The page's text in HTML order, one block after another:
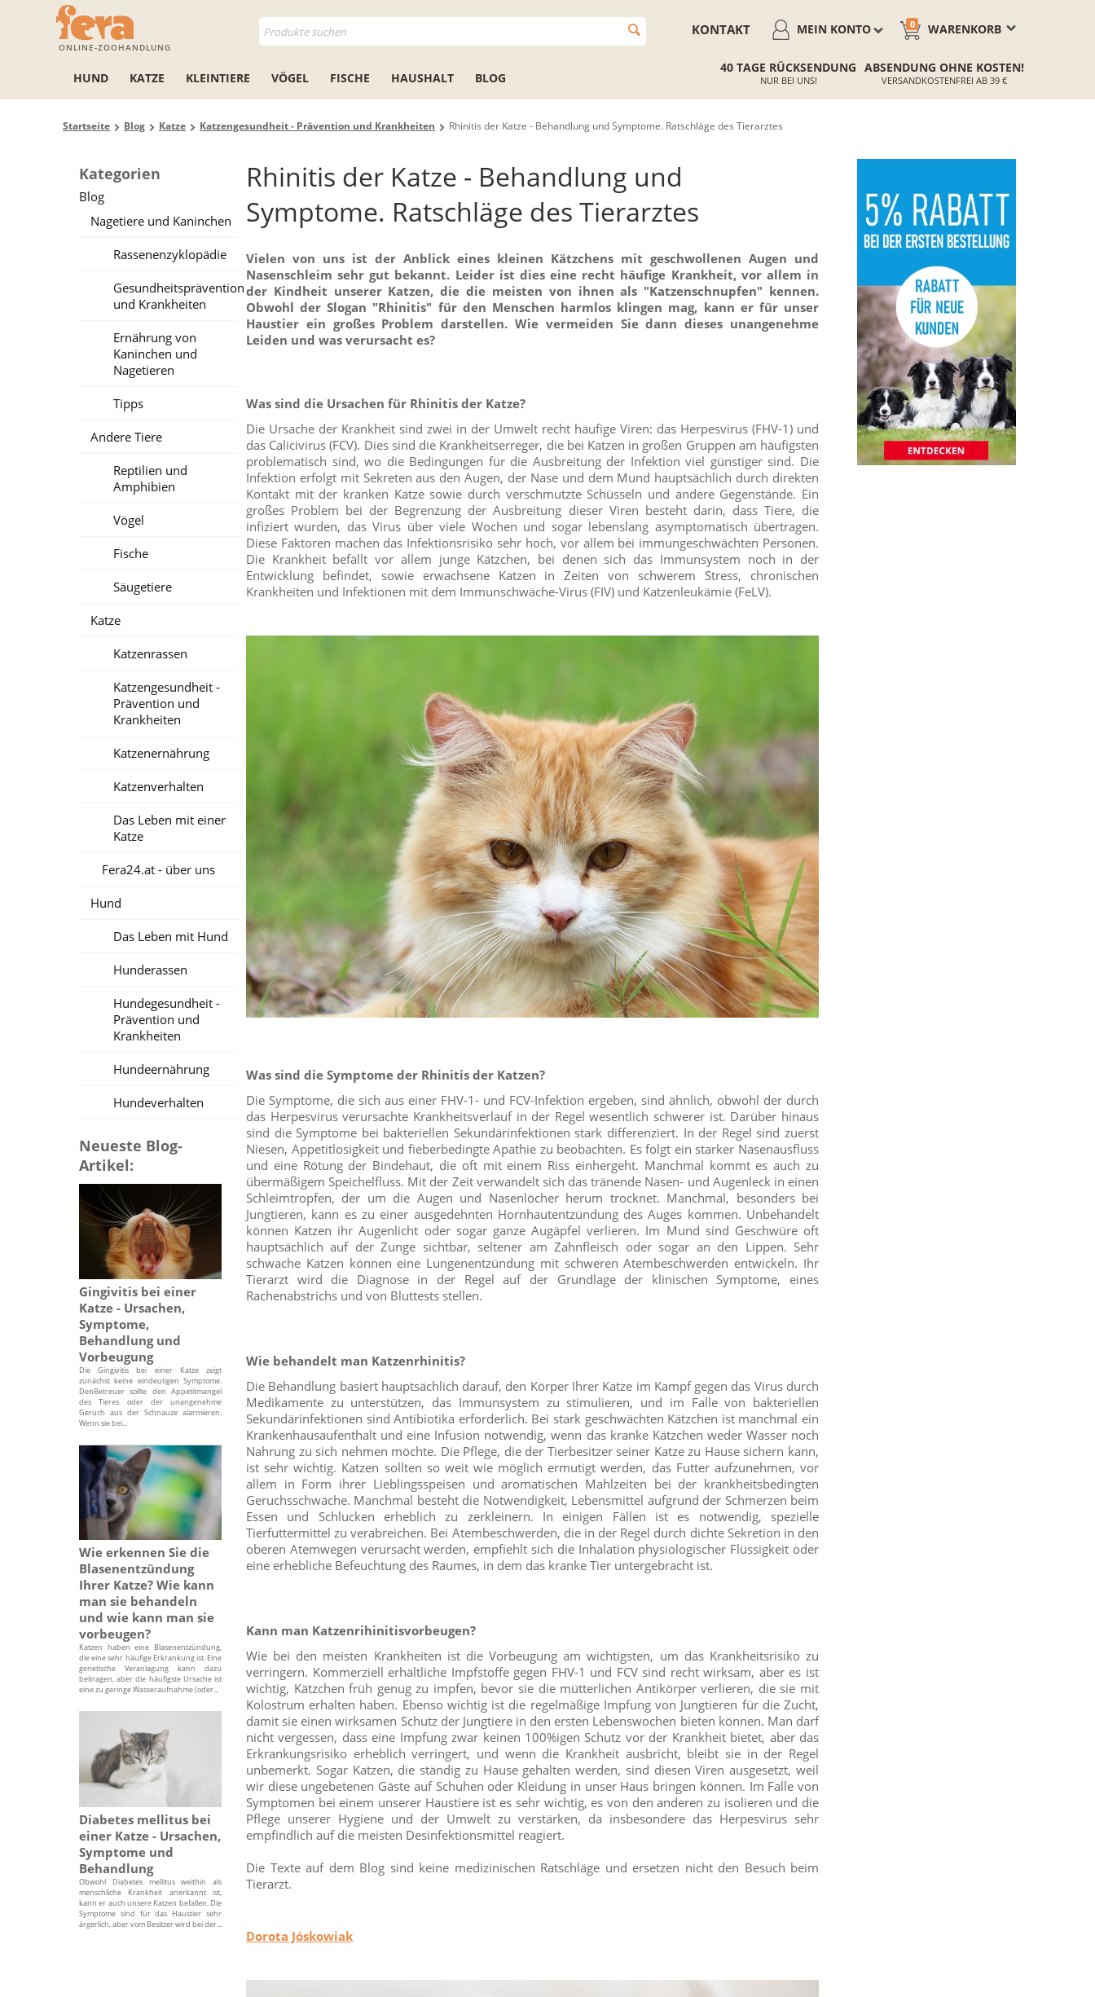
ONLINE-ZOOHANDLUNG
WARENKORB
0
MEIN KONTO
KONTAKT
HUND KATZE KLEINTIERE VÖGEL FISCHE HAUSHALT BLOG
40 TAGE RÜCKSENDUNG
NUR BEI UNS!
ABSENDUNG OHNE KOSTEN!
VERSANDKOSTENFREI AB 39 €
Startseite Blog Katze Katzengesundheit - Prävention und Krankheiten Rhinitis der Katze - Behandlung und Symptome. Ratschläge des Tierarztes
Kategorien
Blog
Nagetiere und Kaninchen
Rassenenzyklopädie
Gesundheitsprävention
und Krankheiten
Ernährung von
Kaninchen und
Nagetieren
Tipps
Andere Tiere
Reptilien und
Amphibien
Vögel
Fische
Säugetiere
Katze
Katzenrassen
Katzengesundheit -
Prävention und
Krankheiten
Katzenernährung
Katzenverhalten
Das Leben mit einer
Katze
Fera24.at - über uns
Hund
Das Leben mit Hund
Hunderassen
Hundegesundheit -
Prävention und
Krankheiten
Hundeernährung
Hundeverhalten
Neueste Blog-
Artikel:
Gingivitis bei einer
Katze - Ursachen,
Symptome,
Behandlung und
Vorbeugung
Die Gingivitis bei einer Katze zeigt
zunächst keine eindeutigen Symptome.
DenBetreuer sollte den Appetitmangel
des Tieres oder der unangenehme
Geruch aus der Schnauze alarmieren.
Wenn sie bei...
Wie erkennen Sie die
Blasenentzündung
Ihrer Katze? Wie kann
man sie behandeln
und wie kann man sie
vorbeugen?
Katzen haben eine Blasenentzündung,
die eine sehr häufige Erkrankung ist. Eine
genetische Veranlagung kann dazu
beitragen, aber die häufigste Ursache ist
eine zu geringe Wasseraufnahme (oder...
Diabetes mellitus bei
einer Katze - Ursachen,
Symptome und
Behandlung
Obwohl Diabetes mellitus weithin als
menschliche Krankheit anerkannt ist,
kann er auch unsere Katzen befallen. Die
Symptome sind für das Haustier sehr
ärgerlich, aber vom Besitzer wird bei der...
Rhinitis der Katze - Behandlung und
Symptome. Ratschläge des Tierarztes
Vielen von uns ist der Anblick eines kleinen Kätzchens mit geschwollenen Augen und
Nasenschleim sehr gut bekannt. Leider ist dies eine recht häufige Krankheit, vor allem in
der Kindheit unserer Katzen, die die meisten von ihnen als "Katzenschnupfen" kennen.
Obwohl der Slogan "Rhinitis" für den Menschen harmlos klingen mag, kann er für unser
Haustier ein großes Problem darstellen. Wie vermeiden Sie dann dieses unangenehme
Leiden und was verursacht es?
Was sind die Ursachen für Rhinitis der Katze?
Die Ursache der Krankheit sind zwei in der Umwelt recht häufige Viren: das Herpesvirus (FHV-1) und
das Calicivirus (FCV). Dies sind die Krankheitserreger, die bei Katzen in großen Gruppen am häufigsten
problematisch sind, wo die Bedingungen für die Ausbreitung der Infektion viel günstiger sind. Die
Infektion erfolgt mit Sekreten aus den Augen, der Nase und dem Mund hauptsächlich durch direkten
Kontakt mit der kranken Katze sowie durch verschmutzte Schüsseln und andere Gegenstände. Ein
großes Problem bei der Begrenzung der Ausbreitung dieser Viren besteht darin, dass Tiere, die
infiziert wurden, das Virus über viele Wochen und sogar lebenslang asymptomatisch übertragen.
Diese Faktoren machen das Infektionsrisiko sehr hoch, vor allem bei immungeschwächten Personen.
Die Krankheit befällt vor allem junge Kätzchen, bei denen sich das Immunsystem noch in der
Entwicklung befindet, sowie erwachsene Katzen in Zeiten von schwerem Stress, chronischen
Krankheiten und Infektionen mit dem Immunschwäche-Virus (FIV) und Katzenleukämie (FeLV).
Was sind die Symptome der Rhinitis der Katzen?
Die Symptome, die sich aus einer FHV-1- und FCV-Infektion ergeben, sind ähnlich, obwohl der durch
das Herpesvirus verursachte Krankheitsverlauf in der Regel wesentlich schwerer ist. Darüber hinaus
sind die Symptome bei bakteriellen Sekundärinfektionen stark differenziert. In der Regel sind zuerst
Niesen, Appetitlosigkeit und fieberbedingte Apathie zu beobachten. Es folgt ein starker Nasenausfluss
und eine Rötung der Bindehaut, die oft mit einem Riss einhergeht. Manchmal kommt es auch zu
übermäßigem Speichelfluss. Mit der Zeit verwandelt sich das tränende Nasen- und Augenleck in einen
Schleimtropfen, der um die Augen und Nasenlöcher herum trocknet. Manchmal, besonders bei
Jungtieren, kann es zu einer ausgedehnten Hornhautentzündung des Auges kommen. Unbehandelt
können Katzen ihr Augenlicht oder sogar ganze Augäpfel verlieren. Im Mund sind Geschwüre oft
hauptsächlich auf der Zunge sichtbar, seltener am Zahnfleisch oder sogar an den Lippen. Sehr
schwache Katzen können eine Lungenentzündung mit schweren Atembeschwerden entwickeln. Ihr
Tierarzt wird die Diagnose in der Regel auf der Grundlage der klinischen Symptome, eines
Rachenabstrichs und von Bluttests stellen.
Wie behandelt man Katzenrhinitis?
Die Behandlung basiert hauptsächlich darauf, den Körper Ihrer Katze im Kampf gegen das Virus durch
Medikamente zu unterstützen, das Immunsystem zu stimulieren, und im Falle von bakteriellen
Sekundärinfektionen sind Antibiotika erforderlich. Bei stark geschwächten Kätzchen ist manchmal ein
Krankenhausaufenthalt und eine Infusion notwendig, wenn das kranke Kätzchen weder Wasser noch
Nahrung zu sich nehmen möchte. Die Pflege, die der Tierbesitzer seiner Katze zu Hause sichern kann,
ist sehr wichtig. Katzen sollten so weit wie möglich ermutigt werden, das Futter aufzunehmen, vor
allem in Form ihrer Lieblingsspeisen und aromatischen Mahlzeiten bei der krankheitsbedingten
Geruchsschwäche. Manchmal besteht die Notwendigkeit, Lebensmittel aufgrund der Schmerzen beim
Essen und Schlucken erheblich zu zerkleinern. In einigen Fällen ist es notwendig, spezielle
Tierfuttermittel zu verabreichen. Bei Atembeschwerden, die in der Regel durch dichte Sekretion in den
oberen Atemwegen verursacht werden, empfiehlt sich die Inhalation physiologischer Flüssigkeit oder
eine erhebliche Befeuchtung des Raumes, in dem das kranke Tier untergebracht ist.
Kann man Katzenrihinitisvorbeugen?
Wie bei den meisten Krankheiten ist die Vorbeugung am wichtigsten, um das Krankheitsrisiko zu
verringern. Kommerziell erhältliche Impfstoffe gegen FHV-1 und FCV sind recht wirksam, aber es ist
wichtig, Kätzchen früh genug zu impfen, bevor sie die mütterlichen Antikörper verlieren, die sie mit
Kolostrum erhalten haben. Ebenso wichtig ist die regelmäßige Impfung von Jungtieren für die Zucht,
damit sie einen wirksamen Schutz der Jungtiere in den ersten Lebenswochen bieten können. Man darf
nicht vergessen, dass eine Impfung zwar keinen 100%igen Schutz vor der Krankheit bietet, aber das
Erkrankungsrisiko erheblich verringert, und wenn die Krankheit ausbricht, bleibt sie in der Regel
unbemerkt. Sogar Katzen, die ständig zu Hause gehalten werden, sind diesen Viren ausgesetzt, weil
wir diese ungebetenen Gäste auf Schuhen oder Kleidung in unser Haus bringen können. Im Falle von
Symptomen bei einem unserer Haustiere ist es sehr wichtig, es von den anderen zu isolieren und die
Pflege unserer Hygiene und der Umwelt zu verstärken, da insbesondere das Herpesvirus sehr
empfindlich auf die meisten Desinfektionsmittel reagiert.
Die Texte auf dem Blog sind keine medizinischen Ratschläge und ersetzen nicht den Besuch beim
Tierarzt.
Dorota Jóskowiak